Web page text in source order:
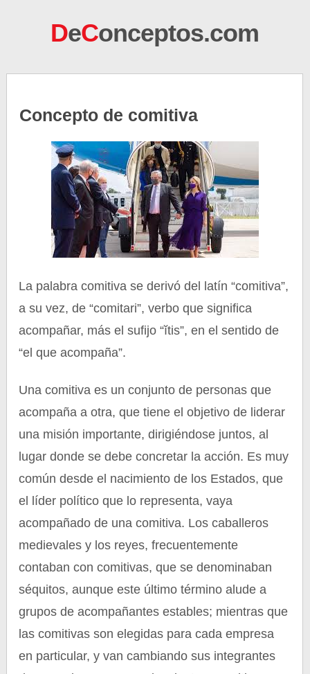
DeConceptos.com
Concepto de comitiva
La palabra comitiva se derivó del latín “comitiva”,
a su vez, de “comitari”, verbo que significa
acompañar, más el sufijo “ĭtis”, en el sentido de
“el que acompaña”.
Una comitiva es un conjunto de personas que
acompaña a otra, que tiene el objetivo de liderar
una misión importante, dirigiéndose juntos, al
lugar donde se debe concretar la acción. Es muy
común desde el nacimiento de los Estados, que
el líder político que lo representa, vaya
acompañado de una comitiva. Los caballeros
medievales y los reyes, frecuentemente
contaban con comitivas, que se denominaban
séquitos, aunque este último término alude a
grupos de acompañantes estables; mientras que
las comitivas son elegidas para cada empresa
en particular, y van cambiando sus integrantes